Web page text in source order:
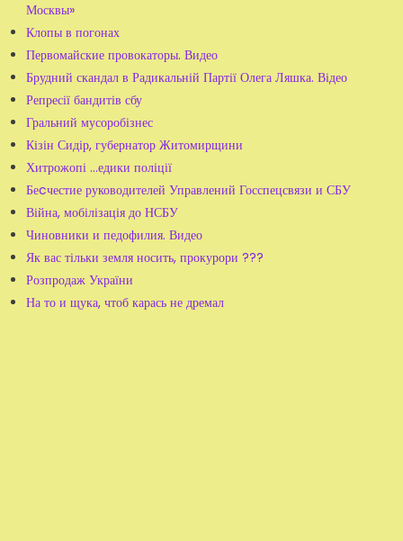
Москвы»
Клопы в погонах
Первомайские провокаторы. Видео
Брудний скандал в Радикальній Партії Олега Ляшка. Відео
Репресії бандитів сбу
Гральний мусоробізнес
Кізін Сидір, губернатор Житомирщини
Хитрожопі …едики поліції
Беcчестие руководителей Управлений Госспецсвязи и СБУ
Війна, мобілізація до НСБУ
Чиновники и педофилия. Видео
Як вас тільки земля носить, прокурори ???
Розпродаж України
На то и щука, чтоб карась не дремал